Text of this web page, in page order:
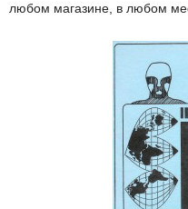
любом магазине, в любом